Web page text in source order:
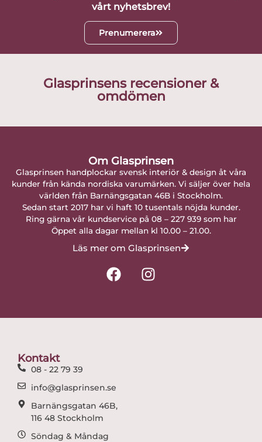
vårt nyhetsbrev!
Prenumerera
Glasprinsens recensioner &
omdömen
Om Glasprinsen
Glasprinsen handplockar svensk interiör & design åt våra
kunder från kända nordiska varumärken. Vi säljer över hela
världen från Barnängsgatan 46B i Stockholm.
Sedan start 2017 har vi haft 10 tusentals nöjda kunder.
Ring gärna vår kundservice på 08 – 227 939 som har
Öppet alla dagar mellan kl 10.00 – 21.00.
Läs mer om Glasprinsen
F
a
I
n
Kontakt
08 - 22 79 39
info@glasprinsen.se
Barnängsgatan 46B,
116 48 Stockholm
Söndag & Måndag